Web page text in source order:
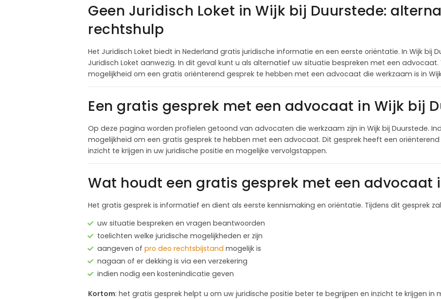
Geen Juridisch Loket in Wijk bij Duurstede:
rechtshulp
Het Juridisch Loket biedt in Nederland gratis juridische informatie en een eerste oriëntatie. In Wijk bij
Juridisch Loket aanwezig. In dit geval kunt u als alternatief uw situatie bespreken met een
mogelijkheid om een gratis oriënterend gesprek te hebben met een advocaat die werkzaam is in
Een gratis gesprek met een advocaat in Wijk bij
Op deze pagina worden profielen getoond van advocaten die werkzaam zijn in Wijk bij Duurstede.
mogelijkheid om een gratis gesprek te hebben met een advocaat. Dit gesprek heeft een
inzicht te krijgen in uw juridische positie en mogelijke vervolgstappen.
Wat houdt een gratis gesprek met een advocaat
Het gratis gesprek is informatief en dient als eerste kennismaking en oriëntatie. Tijdens dit gesprek
uw situatie bespreken en vragen beantwoorden
toelichten welke juridische mogelijkheden er zijn
aangeven of pro deo rechtsbijstand mogelijk is
nagaan of er dekking is via een verzekering
indien nodig een kostenindicatie geven
Kortom: het gratis gesprek helpt u om uw juridische positie beter te begrijpen en inzicht te krijgen in